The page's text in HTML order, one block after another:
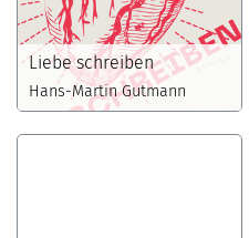
Liebe schreiben
Hans-Martin Gutmann